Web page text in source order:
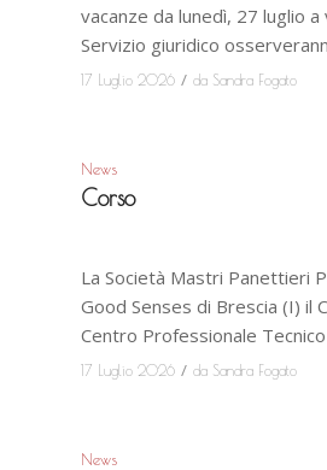
vacanze da lunedì, 27 luglio
Servizio giuridico
17 Luglio 2026 / da Sandra Fogato
News
Corso
La Società Mastri Panettieri
Good Senses di Brescia (I) il
Centro Professionale
17 Luglio 2026 / da Sandra Fogato
News